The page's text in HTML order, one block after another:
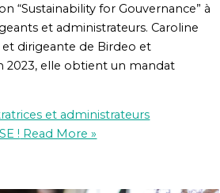
“Sustainability for Gouvernance” à
et administrateurs. Caroline
dirigeante de Birdeo et
2023, elle obtient un mandat
et administrateurs
! Read More »